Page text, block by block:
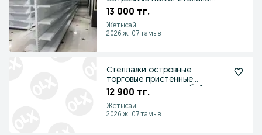
торговые для магазина
13 000 тг.
Жетысай
2026 ж. 07 тамыз
Стеллажи островные
торговые пристенные
стелажи витрины любой
12 900 тг.
Жетысай
2026 ж. 07 тамыз